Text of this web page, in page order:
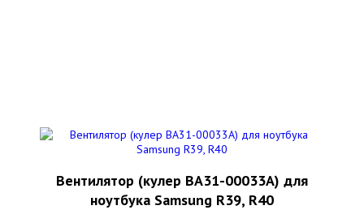
Вентилятор (кулер BA31-00033A) для
ноутбука Samsung R39, R40